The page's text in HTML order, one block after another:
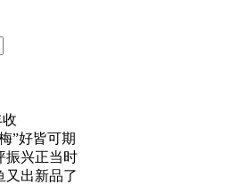
”好皆可期
振兴正当时
又出新品了